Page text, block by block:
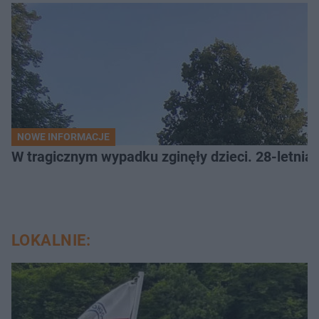
NOWE INFORMACJE
W tragicznym wypadku zginęły dzieci. 28-
LOKALNIE: